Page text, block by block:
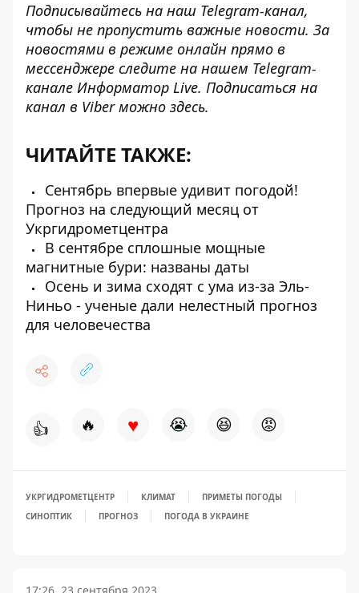
Подписывайтесь на наш Telegram-канал,
чтобы не пропустить важные новости. За
новостями в режиме онлайн прямо в
мессенджере следите на нашем Telegram-
канале Информатор Live. Подписаться на
канал в Viber можно здесь.
ЧИТАЙТЕ ТАКЖЕ:
Сентябрь впервые удивит погодой!
Прогноз на следующий месяц от
Укргидрометцентра
В сентябре сплошные мощные
магнитные бури: названы даты
Осень и зима сходят с ума из-за Эль-
Ниньо - ученые дали нелестный прогноз
для человечества
👍 🔥 ♥ 😭 😆 😡
УКРГИДРОМЕТЦЕНТР КЛИМАТ
ПРИМЕТЫ ПОГОДЫ
СИНОПТИК
ПРОГНОЗ ПОГОДА В УКРАИНЕ